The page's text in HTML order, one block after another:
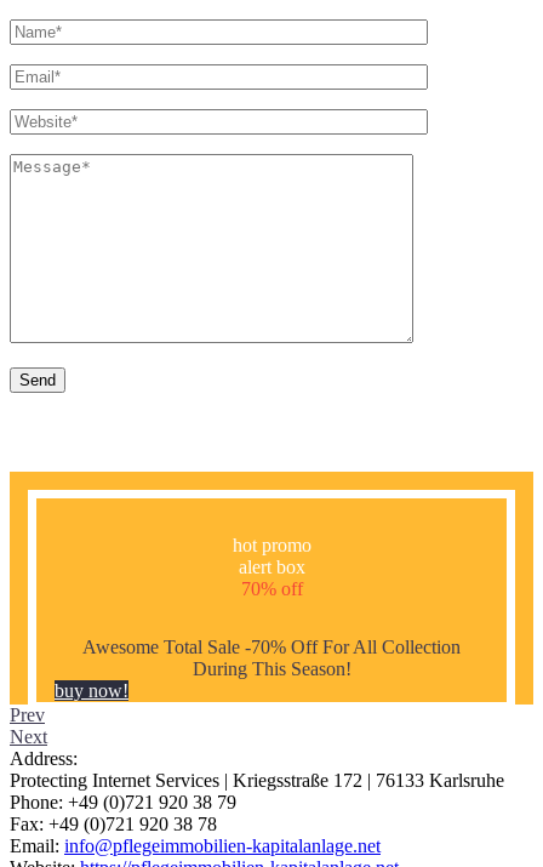
hot promo
alert box
70% off
Awesome Total Sale -70% Off For All Collection
During This Season!
buy now!
Prev
Next
Address:
Protecting Internet Services | Kriegsstraße 172 | 76133 Karlsruhe
Phone: +49 (0)721 920 38 79
Fax: +49 (0)721 920 38 78
Email: info@pflegeimmobilien-kapitalanlage.net